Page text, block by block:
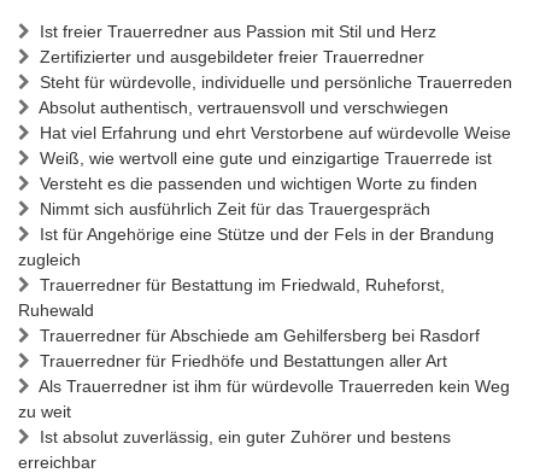
Ist freier Trauerredner aus Passion mit Stil und Herz
Zertifizierter und ausgebildeter freier Trauerredner
Steht für würdevolle, individuelle und persönliche Trauerreden
Absolut authentisch, vertrauensvoll und verschwiegen
Hat viel Erfahrung und ehrt Verstorbene auf würdevolle Weise
Weiß, wie wertvoll eine gute und einzigartige Trauerrede ist
Versteht es die passenden und wichtigen Worte zu finden
Nimmt sich ausführlich Zeit für das Trauergespräch
Ist für Angehörige eine Stütze und der Fels in der Brandung
zugleich
Trauerredner für Bestattung im Friedwald, Ruheforst,
Ruhewald
Trauerredner für Abschiede am Gehilfersberg bei Rasdorf
Trauerredner für Friedhöfe und Bestattungen aller Art
Als Trauerredner ist ihm für würdevolle Trauerreden kein Weg
zu weit
Ist absolut zuverlässig, ein guter Zuhörer und bestens
erreichbar